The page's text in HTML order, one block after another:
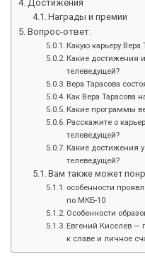
Достижения
Награды и премии
Вопрос-ответ:
Какую карьеру
Какие достижения
телеведущей?
Вера Тарасова
Как Вера Тарасова
Какие программы
Расскажите о
телеведущей?
Какие достижения
телеведущей?
Вам также может
особенности
по МКБ-10
Особенности
Евгений Киселев —
к славе и личное